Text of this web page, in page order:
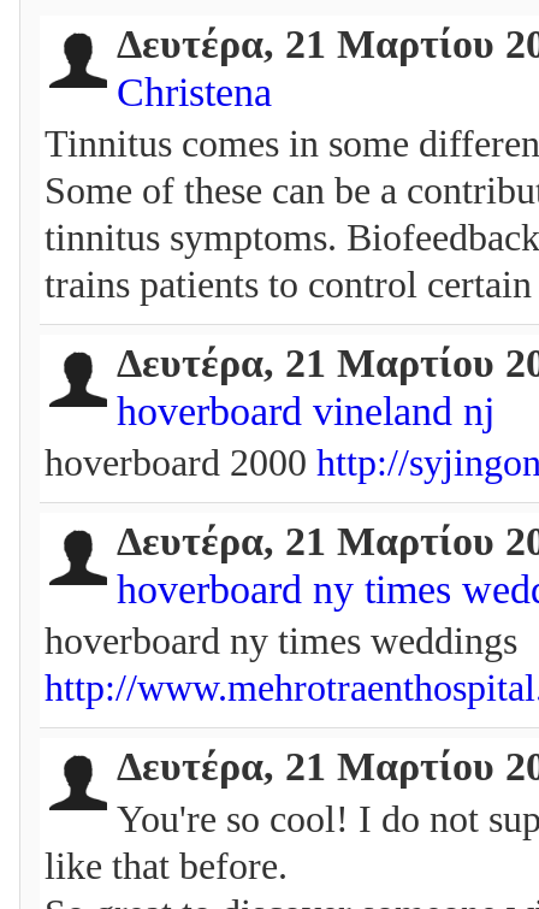
Δευτέρα, 21 Μαρτίου
Christena
Tinnitus comes in some
Some of these can be a
tinnitus symptoms.
trains patients to control
Δευτέρα, 21 Μαρτίου
hoverboard vineland nj
hoverboard 2000 http://
Δευτέρα, 21 Μαρτίου
hoverboard ny times
hoverboard ny times weddings
http://
Δευτέρα, 21 Μαρτίου
You're so cool! I do not
like that before.